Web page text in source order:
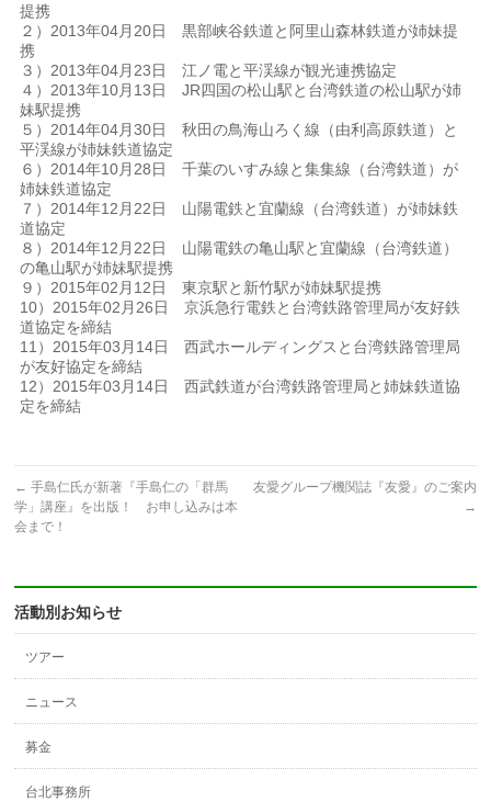
提携
２）2013年04月20日 黒部峡谷鉄道と阿里山森林鉄道が姉妹提
携
３）2013年04月23日 江ノ電と平渓線が観光連携協定
４）2013年10月13日 JR四国の松山駅と台湾鉄道の松山駅が姉
妹駅提携
５）2014年04月30日 秋田の鳥海山ろく線（由利高原鉄道）と
平渓線が姉妹鉄道協定
６）2014年10月28日 千葉のいすみ線と集集線（台湾鉄道）が
姉妹鉄道協定
７）2014年12月22日 山陽電鉄と宜蘭線（台湾鉄道）が姉妹鉄
道協定
８）2014年12月22日 山陽電鉄の亀山駅と宜蘭線（台湾鉄道）
の亀山駅が姉妹駅提携
９）2015年02月12日 東京駅と新竹駅が姉妹駅提携
10）2015年02月26日 京浜急行電鉄と台湾鉄路管理局が友好鉄
道協定を締結
11）2015年03月14日 西武ホールディングスと台湾鉄路管理局
が友好協定を締結
12）2015年03月14日 西武鉄道が台湾鉄路管理局と姉妹鉄道協
定を締結
← 手島仁氏が新著『手島仁の「群馬
学」講座』を出版！ お申し込みは本
会まで！
友愛グループ機関誌『友愛』のご案内
→
活動別お知らせ
ツアー
ニュース
募金
台北事務所